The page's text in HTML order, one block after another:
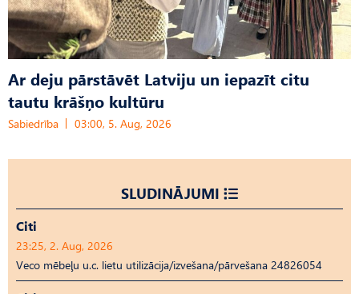
Ar deju pārstāvēt Latviju un iepazīt citu
tautu krāšņo kultūru
Sabiedrība 03:00, 5. Aug, 2026
SLUDINĀJUMI
Citi
23:25, 2. Aug, 2026
Veco mēbeļu u.c. lietu utilizācija/izvešana/pārvešana 24826054